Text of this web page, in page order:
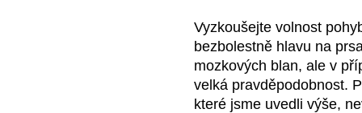
Vyzkoušejte volnost
bezbolestně hlavu na
mozkových blan, ale v
velká pravděpodobnost.
které jsme uvedli výše,